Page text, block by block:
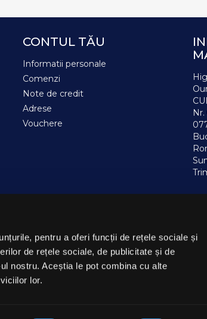
pentru a oferi funcții de rețele sociale și
de rețele sociale, de publicitate și de
nostru. Aceștia le pot combina cu alte
lor.
CONTUL TĂU
Informatii personale
Comenzi
Note de credit
Adrese
Vouchere